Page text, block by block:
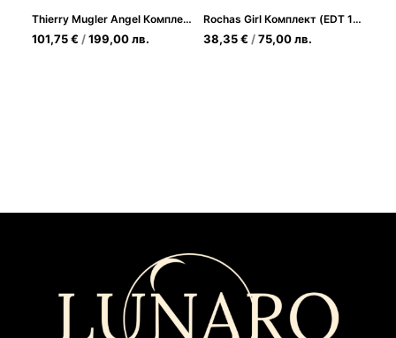
Thierry Mugler Angel Комплект (EDP 50ml + BL 50ml + EDP 10ml) за Жени
101,75€ /199,00лв.
Rochas Girl Комплект (EDT 100ml + EDT 7.5ml + BL 100ml) за Жени
38,35€ /75,00лв.